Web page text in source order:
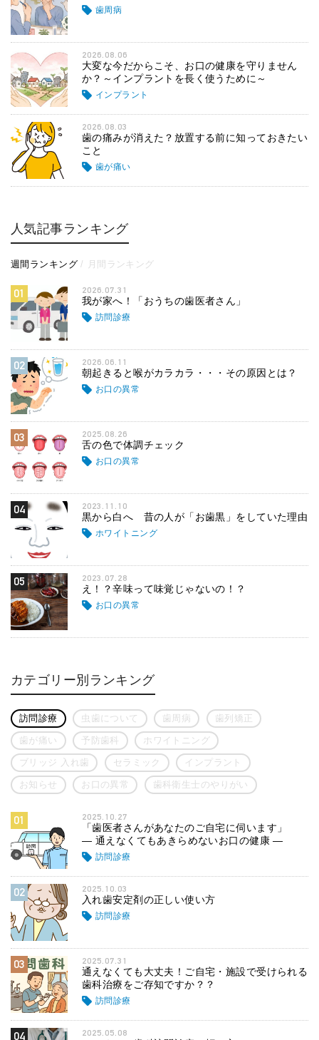
歯周病
2026.08.06
大変な今だからこそ、お口の健康を守りません
か？～インプラントを長く使うために～
インプラント
2026.08.03
歯の痛みが消えた？放置する前に知っておきたい
こと
歯が痛い
人気記事ランキング
週間ランキング 月間ランキング
01 2026.07.31
我が家へ！「おうちの歯医者さん」
訪問診療
02 2026.06.11
朝起きると喉がカラカラ・・・その原因とは？
お口の異常
03 2025.08.26
舌の色で体調チェック
お口の異常
04 2023.11.10
黒から白へ 昔の人が「お歯黒」をしていた理由
ホワイトニング
05 2023.07.28
え！？辛味って味覚じゃないの！？
お口の異常
カテゴリー別ランキング
訪問診療 虫歯について 歯周病 歯列矯正
歯が痛い 予防歯科 ホワイトニング
ブリッジ 入れ歯 セラミック インプラント
お知らせ お口の異常 歯科衛生士のやりがい
01 2025.10.27
「歯医者さんがあなたのご自宅に伺います」
― 通えなくてもあきらめないお口の健康 ―
訪問診療
02 2025.10.03
入れ歯安定剤の正しい使い方
訪問診療
03 2025.07.31
通えなくても大丈夫！ご自宅・施設で受けられる
歯科治療をご存知ですか？？
訪問診療
04 2025.05.08